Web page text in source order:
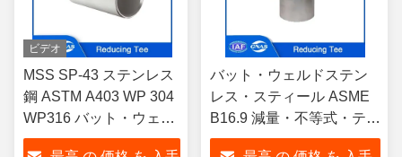
ビデオ
MSS SP-43 ステンレス
鋼 ASTM A403 WP 304
WP316 バット・ウェル
ド 縮小テーズ 不等式テ
バット・ウェルドステン
レス・スティール ASME
B16.9 減量・不等式・ティ
SCH5S-SCHXXS ASTM